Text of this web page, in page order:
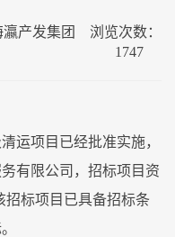
产发集团 浏览次数：
1747
运项目已经批准实施，
有限公司，招标项目资
招标项目已具备招标条